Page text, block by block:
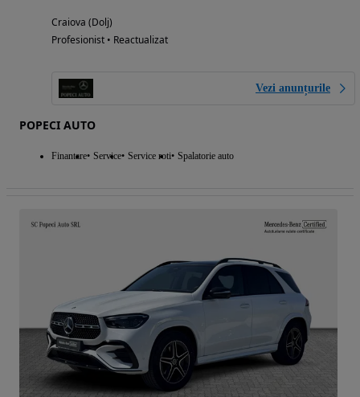
Craiova (Dolj)
Profesionist • Reactualizat
Vezi anunțurile
POPECI AUTO
Finantare Service Service roti Spalatorie auto